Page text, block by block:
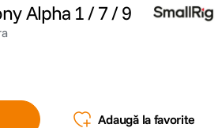
Alpha 1 / 7 / 9
Adaugă la favorite